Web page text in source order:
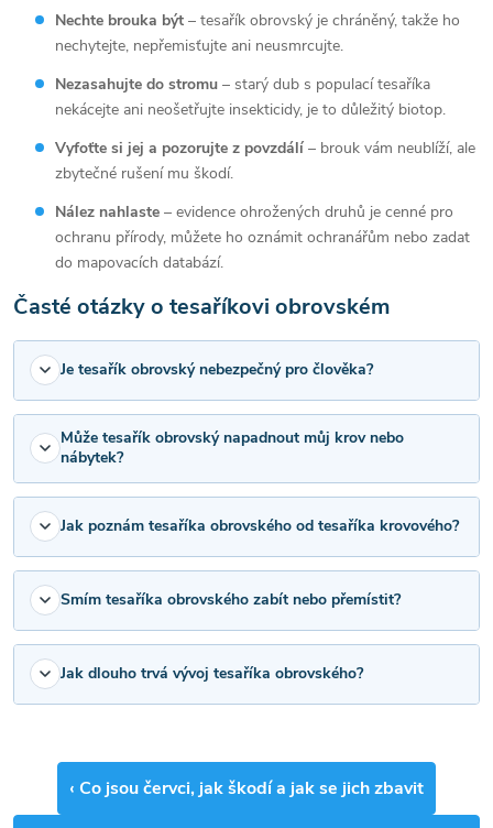
Nechte brouka být – tesařík obrovský je chráněný, takže ho
nechytejte, nepřemisťujte ani neusmrcujte.
Nezasahujte do stromu – starý dub s populací tesaříka
nekácejte ani neošetřujte insekticidy, je to důležitý biotop.
Vyfoťte si jej a pozorujte z povzdálí – brouk vám neublíží, ale
zbytečné rušení mu škodí.
Nález nahlaste – evidence ohrožených druhů je cenné pro
ochranu přírody, můžete ho oznámit ochranářům nebo zadat
do mapovacích databází.
Časté otázky o tesaříkovi obrovském
Je tesařík obrovský nebezpečný pro člověka?
Může tesařík obrovský napadnout můj krov nebo
nábytek?
Jak poznám tesaříka obrovského od tesaříka krovového?
Smím tesaříka obrovského zabít nebo přemístit?
Jak dlouho trvá vývoj tesaříka obrovského?
‹ Co jsou červci, jak škodí a jak se jich zbavit